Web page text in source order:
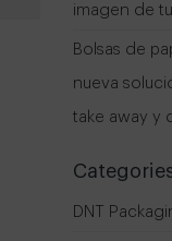
imagen de
Bolsas de
nueva
take away y
DNT